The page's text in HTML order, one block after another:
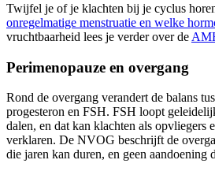
Twijfel je of je klachten bij je cyclus
onregelmatige menstruatie en welke
vruchtbaarheid lees je verder over de
Perimenopauze en overgang
Rond de overgang verandert de balans
progesteron en FSH. FSH loopt
dalen, en dat kan klachten als opvliegers
verklaren. De NVOG beschrijft de
die jaren kan duren, en geen aandoening